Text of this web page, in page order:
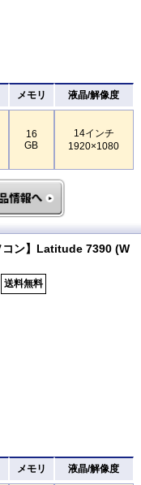
メモリ 液晶/解像度
16
GB
14インチ
1920×1080
コン】Latitude 7390 (W
送料無料
メモリ 液晶/解像度